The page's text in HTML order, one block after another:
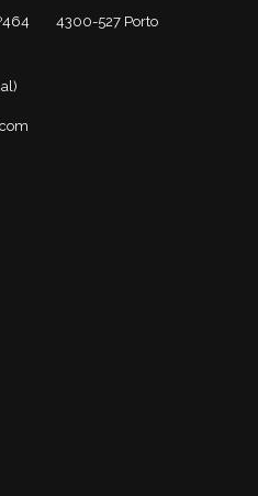
nº464 4300-527 Porto